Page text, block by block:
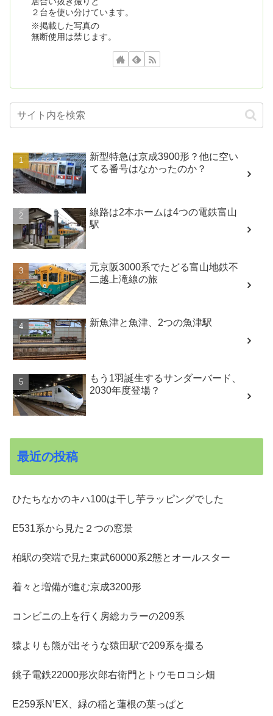
２台を使い分けています。
※掲載した写真の
無断使用は禁じます。
新型特急は京成3900形？他に空い
てる番号はなかったのか？
線路は2本ホームは4つの電鉄富山
駅
元京阪3000系でたどる富山地鉄不
二越上滝線の旅
新魚津と魚津、2つの魚津駅
もう1羽誕生するサンダーバード、
2030年度登場？
最近の投稿
ひたちなかのキハ100は干し芋ラッピングでした
E531系から見た２つの窓景
柏駅の突端で見た東武60000系2態とオールスター
着々と増備が進む京成3200形
コンビニの上を行く房総カラーの209系
猿よりも熊が出そうな猿田駅で209系を撮る
銚子電鉄22000形次郎右衛門とトウモロコシ畑
E259系N’EX、緑の稲と蓮根の葉っぱと